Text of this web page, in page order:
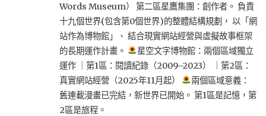
Words Museum） 第二區星鷹集團：創作者。 負責
十九個世界(包含第0個世界)的整體結構規劃， 以「網
站作為博物館」、 結合現實網站經營與虛擬故事框架
的長期運作計畫。
星空文字博物館：兩個區域獨立
運作 ｜第1區：閱讀紀錄（2009–2023） ｜第2區：
真實網站經營（2025年11月起）
兩個區域意義：
舊連載漫畫已完結，新世界已開始。 第1區是記憶，第
2區是旅程。